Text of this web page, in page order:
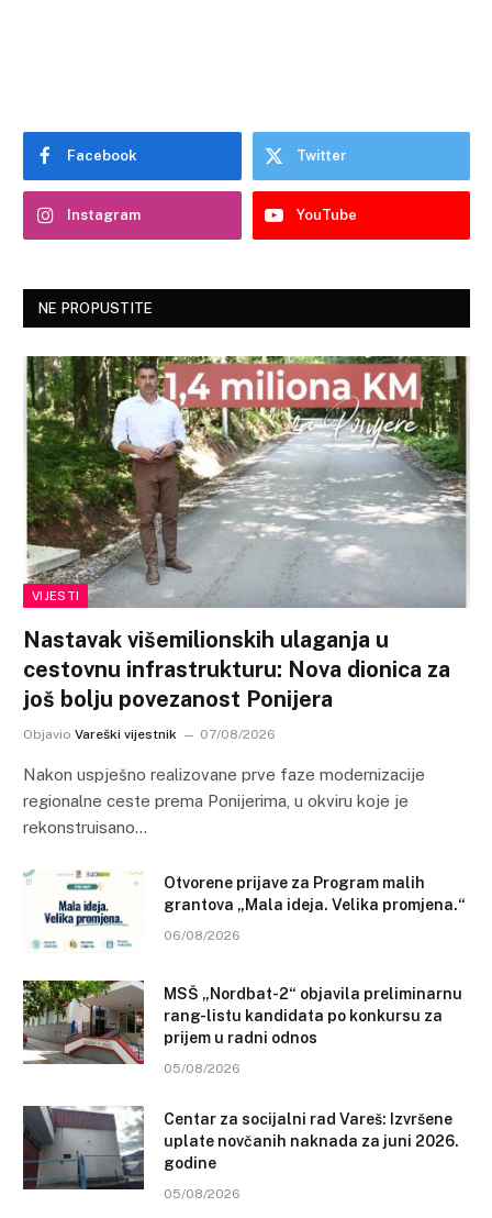
Facebook Twitter
Instagram YouTube
NE PROPUSTITE
VIJESTI
Nastavak višemilionskih ulaganja u
cestovnu infrastrukturu: Nova dionica za
još bolju povezanost Ponijera
Objavio Vareški vijestnik 07/08/2026
Nakon uspješno realizovane prve faze modernizacije
regionalne ceste prema Ponijerima, u okviru koje je
rekonstruisano…
Otvorene prijave za Program malih
grantova „Mala ideja. Velika promjena.“
06/08/2026
MSŠ „Nordbat-2“ objavila preliminarnu
rang-listu kandidata po konkursu za
prijem u radni odnos
05/08/2026
Centar za socijalni rad Vareš: Izvršene
uplate novčanih naknada za juni 2026.
godine
05/08/2026